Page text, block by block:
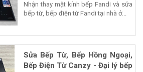
Nhận thay mặt kính bếp Fandi và sửa
bếp từ, bếp điện từ Fandi tại nhà ở...
Sửa Bếp Từ, Bếp Hồng Ngoại,
Bếp Điện Từ Canzy - Đại lý bếp